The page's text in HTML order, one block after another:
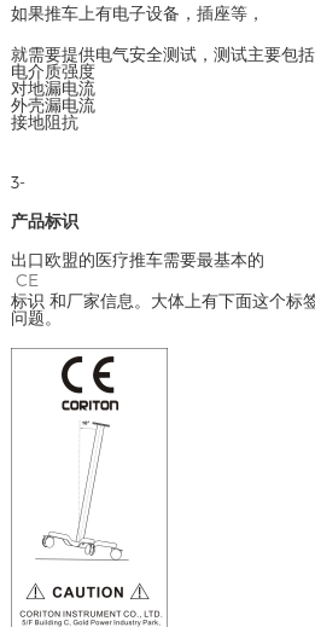
如果推车上有电子设备，插座等，
就需要提供电气安全测试，测试主要包括
电介质强度
对地漏电流
外壳漏电流
接地阻抗
3-
产品标识
出口欧盟的医疗推车需要最基本的
CE
标识 和厂家信息。大体上有下面这个标
问题。